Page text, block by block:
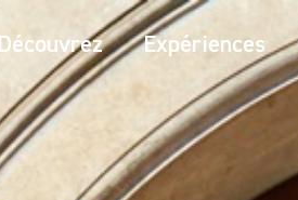
Découvrez Expériences